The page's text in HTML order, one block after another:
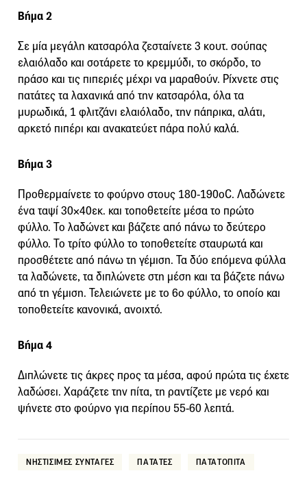
Βήμα 2
Σε μία μεγάλη κατσαρόλα ζεσταίνετε 3 κουτ. σούπας
ελαιόλαδο και σοτάρετε το κρεμμύδι, το σκόρδο, το
πράσο και τις πιπεριές μέχρι να μαραθούν. Ρίχνετε στις
πατάτες τα λαχανικά από την κατσαρόλα, όλα τα
μυρωδικά, 1 φλιτζάνι ελαιόλαδο, την πάπρικα, αλάτι,
αρκετό πιπέρι και ανακατεύετ πάρα πολύ καλά.
Βήμα 3
Προθερμαίνετε το φούρνο στους 180-190οC. Λαδώνετε
ένα ταψί 30×40εκ. και τοποθετείτε μέσα το πρώτο
φύλλο. Το λαδώνετ και βάζετε από πάνω το δεύτερο
φύλλο. Το τρίτο φύλλο το τοποθετείτε σταυρωτά και
προσθέτετε από πάνω τη γέμιση. Τα δύο επόμενα φύλλα
τα λαδώνετε, τα διπλώνετε στη μέση και τα βάζετε πάνω
από τη γέμιση. Τελειώνετε με το 6ο φύλλο, το οποίο και
τοποθετείτε κανονικά, ανοιχτό.
Βήμα 4
Διπλώνετε τις άκρες προς τα μέσα, αφού πρώτα τις έχετε
λαδώσει. Χαράζετε την πίτα, τη ραντίζετε με νερό και
ψήνετε στο φούρνο για περίπου 55-60 λεπτά.
ΝΗΣΤΙΣΙΜΕΣ ΣΥΝΤΑΓΕΣ ΠΑΤΑΤΕΣ ΠΑΤΑΤΟΠΙΤΑ